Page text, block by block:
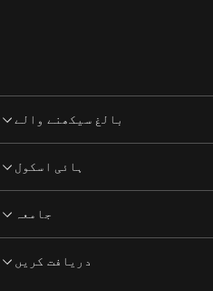
بالغ سیکھنے والے
ہائی اسکول
جامعہ
دریافت کریں